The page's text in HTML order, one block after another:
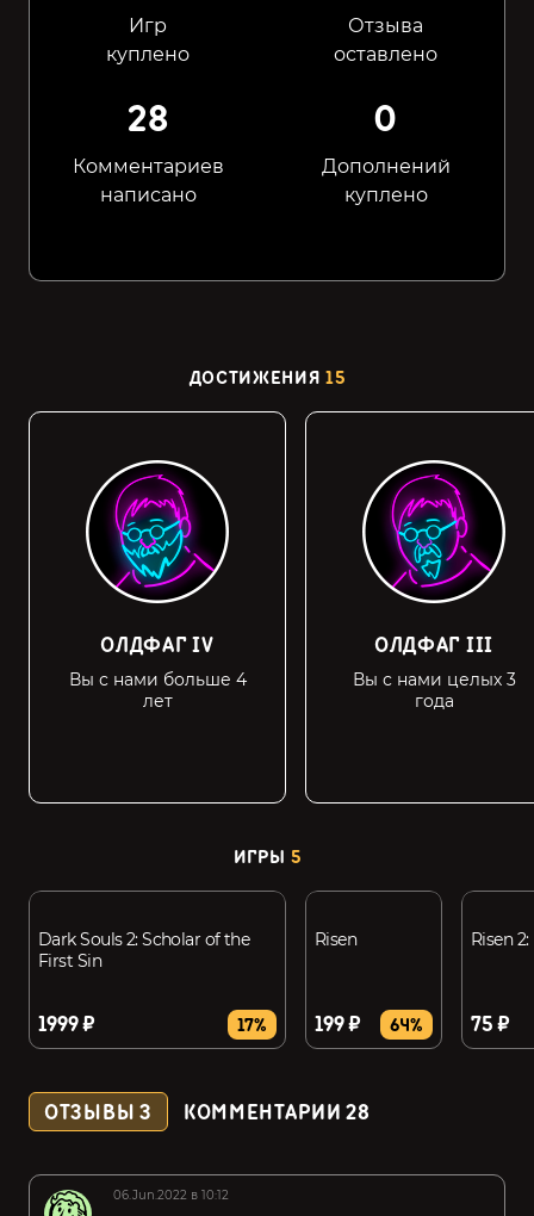
Игр
куплено
Отзыва
оставлено
28
Комментариев
написано
0
Дополнений
куплено
ДОСТИЖЕНИЯ 15
ОЛДФАГ IV
Вы с нами больше 4
лет
ОЛДФАГ III
Вы с нами целых 3
года
ИГРЫ 5
Dark Souls 2: Scholar of the
First Sin
1999 ₽ 17%
Risen
199 ₽ 64%
Risen
75 ₽
ОТЗЫВЫ3 КОММЕНТАРИИ28
06.Jun.2022 в 10:12